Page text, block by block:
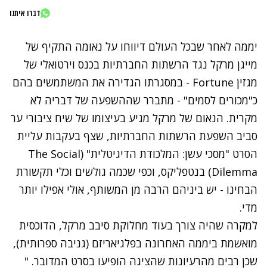
דברו איתנו
יממה לאחר שבכל העולם דיווחו על נאומה התקיף של
מייגן מרקל נגד הרשתות החברתיות בכנס וירטואלי של
מגזין Fortune - במסגרתו הגדירה את המשתמשים בהם
כ"מכורים לסמים" - מתברר שההשפעה של דבריה לא
מקרית. הנאום של מרקל מגיע בעיצומו של שיח ציבורי ער
סביב השפעת הרשתות החברתיות, שצף בעקבות עליית
הסרט
"מסכי עשן: המלכודת הדיגיטלית" (The Social
Dilemma) בנטפליקס, וכפי שכמה גולשים וכלי תקשורת
הבחינו - יש ביניהם הרבה מן המשותף, אולי אפילו יותר
מדי.
למקרה שהיה צורך בעוד מחלוקת סיבב מרקל, הדוכסית
מואשמת ביממה האחרונה בפלגיאריזם (גניבה ספרותית),
שכן רבים מהרעיונות שהציגה הופיעו בסרט המדובר. "